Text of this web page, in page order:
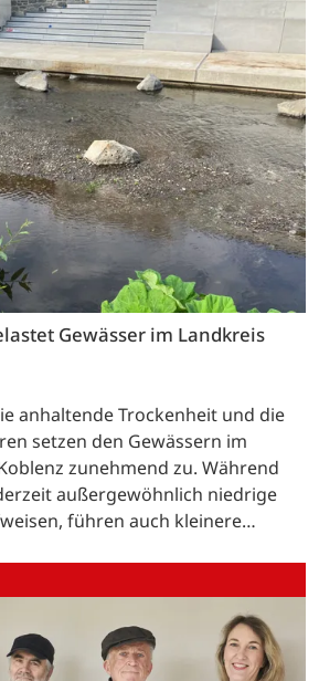
Gewässer im Landkreis
anhaltende Trockenheit und die
setzen den Gewässern im
zunehmend zu. Während
außergewöhnlich niedrige
führen auch kleinere…